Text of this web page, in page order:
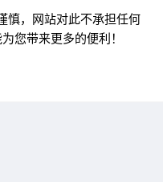
慎，网站对此不承担任何
您带来更多的便利！